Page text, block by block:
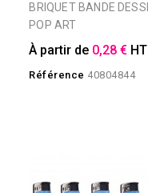
BRIQUET BANDE DESSINEE
POP ART
À partir de 0,28 € HT
Référence 40804844